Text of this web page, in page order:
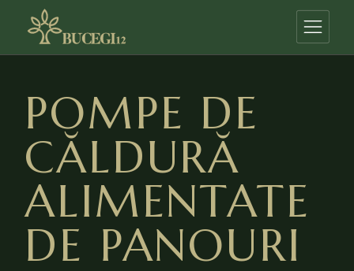
POMPE DE
CĂLDURĂ
ALIMENTATE
DE PANOURI